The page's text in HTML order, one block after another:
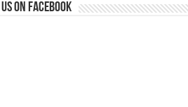
on Facebook